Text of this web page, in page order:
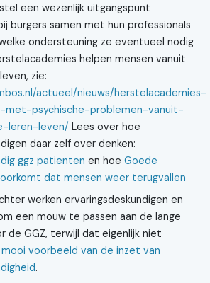
een wezenlijk uitgangspunt
burgers samen met hun professionals
ondersteuning ze eventueel nodig
helpen mensen vanuit
zie:
actueel/nieuws/herstelacademies-
met-psychische-problemen-vanuit-
leren-leven/ Lees over hoe
daar zelf over denken:
ggz patienten en hoe Goede
dat mensen weer terugvallen
werken ervaringsdeskundigen en
een mouw te passen aan de lange
de GGZ, terwijl dat eigenlijk niet
mooi voorbeeld van de inzet van
.